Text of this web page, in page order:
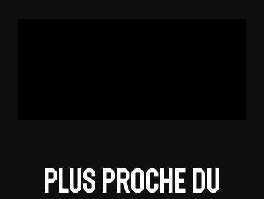
Plus proche du